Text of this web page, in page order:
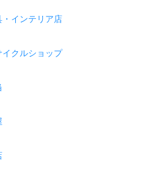
インテリア店
クルショップ